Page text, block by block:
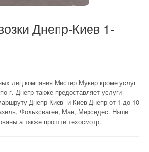
Днепр-Киев 1-
лиц компания Мистер Мувер кроме услуг
г. Днепр также предоставляет услуги
Днепр-Киев и Киев-Днепр от 1 до 10
Фольксваген, Ман, Мерседес. Наши
а также прошли техосмотр.